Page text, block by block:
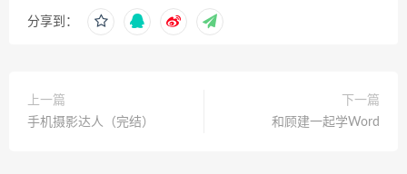
分享到：
上一篇
手机摄影达人（完结）
下一篇
和顾建一起学Word